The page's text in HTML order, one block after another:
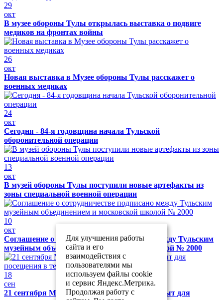
29
окт
В музее обороны Тулы открылась выставка о подвиге
медиков на фронтах войны
26
окт
Новая выставка в Музее обороны Тулы расскажет о
военных медиках
24
окт
Сегодня - 84-я годовщина начала Тульской
оборонительной операции
13
окт
В музей обороны Тулы поступили новые артефакты из
зоны специальной военной операции
10
окт
Соглашение о сотрудничестве подписано между Тульским
музейным объединением и московской школой № 2000
18
сен
21 сентября Музей обороны Тулы будет закрыт для
Для улучшения работы
сайта и его
взаимодействия с
пользователями мы
используем файлы cookie
и сервис Яндекс.Метрика.
Продолжая работу с